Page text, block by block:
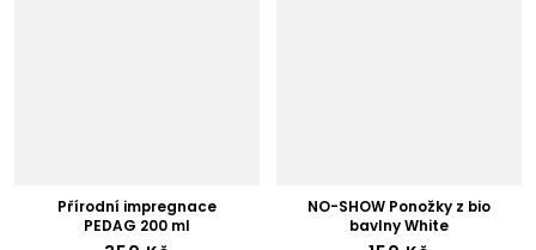
Přírodní impregnace
PEDAG 200 ml
NO-SHOW Ponožky z bio
bavlny White